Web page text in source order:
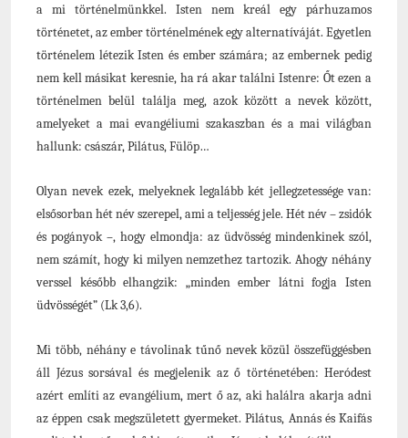
a mi történelmünkkel. Isten nem kreál egy párhuzamos
történetet, az ember történelmének egy alternatíváját. Egyetlen
történelem létezik Isten és ember számára; az embernek pedig
nem kell másikat keresnie, ha rá akar találni Istenre: Őt ezen a
történelmen belül találja meg, azok között a nevek között,
amelyeket a mai evangéliumi szakaszban és a mai világban
hallunk: császár, Pilátus, Fülöp…
Olyan nevek ezek, melyeknek legalább két jellegzetessége van:
elsősorban hét név szerepel, ami a teljesség jele. Hét név – zsidók
és pogányok –, hogy elmondja: az üdvösség mindenkinek szól,
nem számít, hogy ki milyen nemzethez tartozik. Ahogy néhány
verssel később elhangzik: „minden ember látni fogja Isten
üdvösségét” (Lk 3,6).
Mi több, néhány e távolinak tűnő nevek közül összefüggésben
áll Jézus sorsával és megjelenik az ő történetében: Heródest
azért említi az evangélium, mert ő az, aki halálra akarja adni
az éppen csak megszületett gyermeket. Pilátus, Annás és Kaifás